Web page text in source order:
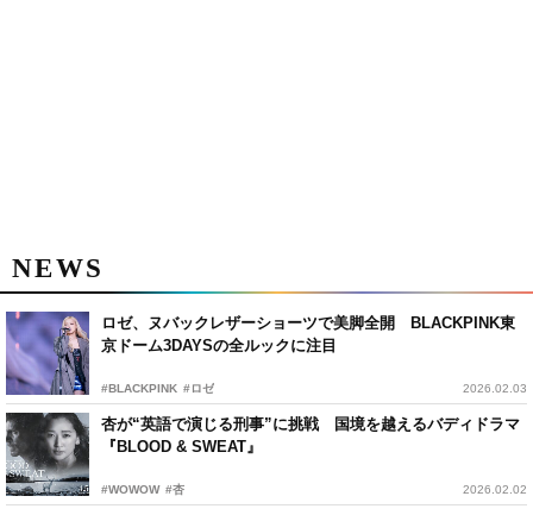
NEWS
ロゼ、ヌバックレザーショーツで美脚全開 BLACKPINK東
京ドーム3DAYSの全ルックに注目
#BLACKPINK #ロゼ 2026.02.03
杏が“英語で演じる刑事”に挑戦 国境を越えるバディドラマ
『BLOOD & SWEAT』
#WOWOW #杏 2026.02.02